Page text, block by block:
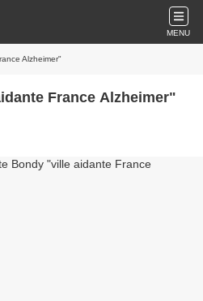
MENU
Alzheimer"
France Alzheimer"